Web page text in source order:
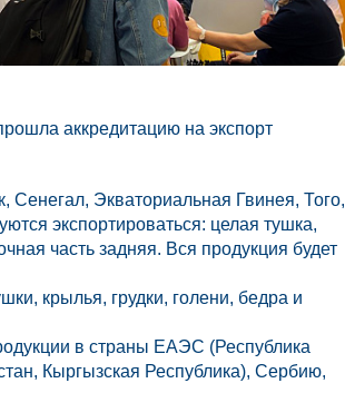
аккредитацию на экспорт
Экваториальная Гвинея, Того,
экспортироваться: целая тушка,
часть задняя. Вся продукция будет
крылья, грудки, голени, бедра и
в страны ЕАЭС (Республика
Кыргызская Республика), Сербию,